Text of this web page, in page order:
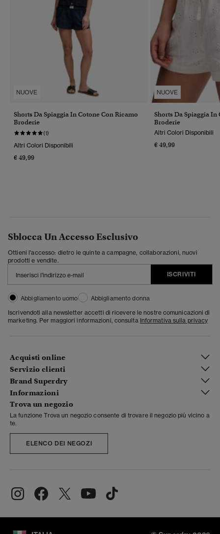
NUOVE
Shorts Da Spiaggia In Cotone Con Ricamo
Broderie
(1)
Altri Colori Disponibili
€ 49,99
NUOVE
Shorts Da Spiaggia
Broderie
Altri Colori Disponibili
€ 49,99
Sblocca Un Accesso Esclusivo
Ottieni l'accesso: dietro le quinte a campagne, collaborazioni, nuovi
prodotti e vendite.
ISCRIVITI
Abbigliamento uomo
Abbigliamento donna
Iscrivendoti alla newsletter accetti di ricevere le nostre comunicazioni di
marketing. Per maggiori informazioni, consulta Informativa sulla privacy
Acquisti online
Servizio clienti
Brand Superdry
Informazioni
Trova un negozio
La funzione Trova un negozio consente di trovare il negozio più vicino a
te.
ELENCO DEI NEGOZI